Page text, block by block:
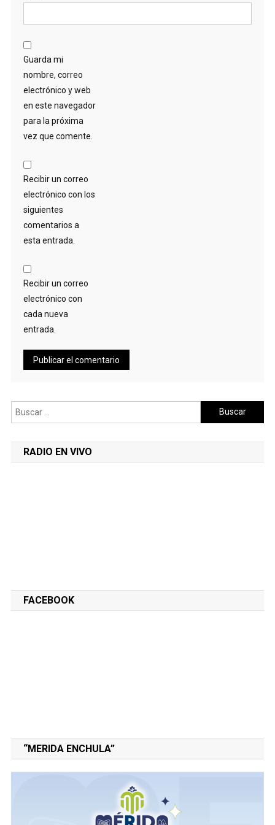
Guarda mi
nombre, correo
electrónico y web
en este navegador
para la próxima
vez que comente.
Recibir un correo
electrónico con los
siguientes
comentarios a
esta entrada.
Recibir un correo
electrónico con
cada nueva
entrada.
Buscar:
RADIO EN VIVO
FACEBOOK
“MERIDA ENCHULA”